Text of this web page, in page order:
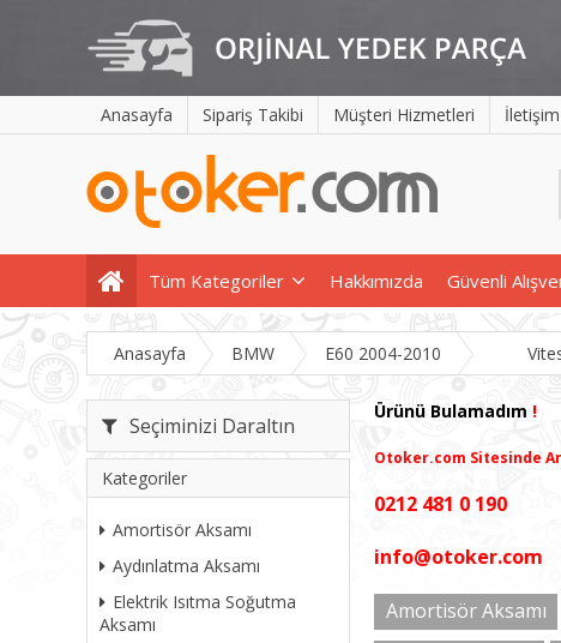
Anasayfa Sipariş Takibi Müşteri Hizmetleri İletişim
Tüm Kategoriler Hakkımızda Güvenli
Anasayfa BMW E60 2004-2010
Seçiminizi Daraltın
Kategoriler
Amortisör Aksamı
Aydınlatma Aksamı
Elektrik Isıtma Soğutma
Aksamı
Ürünü Bulamadım !
Otoker.com Sitesinde
0212 481 0 190
info@otoker.com
Amortisör Aksamı